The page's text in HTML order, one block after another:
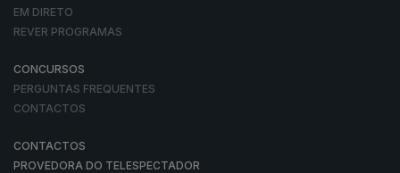
EM DIRETO
REVER PROGRAMAS
CONCURSOS
PERGUNTAS FREQUENTES
CONTACTOS
CONTACTOS
PROVEDORA DO TELESPECTADOR